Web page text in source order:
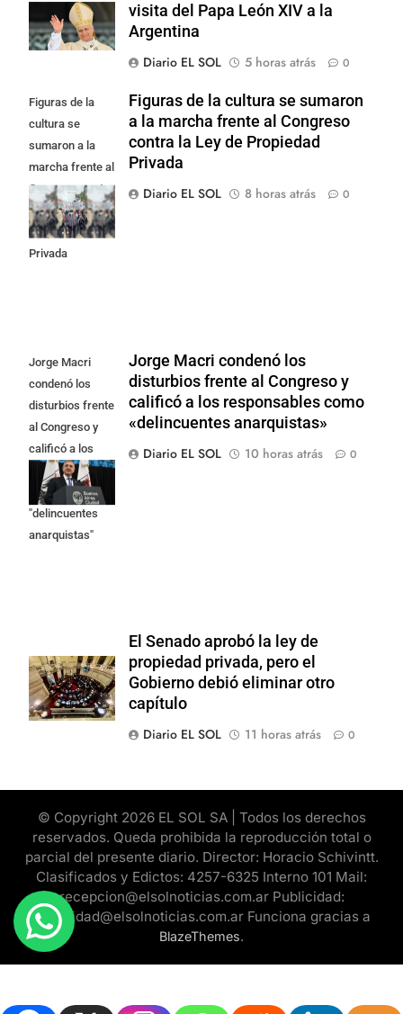
visita del Papa León XIV a la
Argentina
Diario EL SOL
5 horas atrás 0
Figuras de la
cultura se
sumaron a la
marcha frente al
Congreso contra
la Ley de
Propiedad
Privada
Figuras de la cultura se sumaron
a la marcha frente al Congreso
contra la Ley de Propiedad
Privada
Diario EL SOL
8 horas atrás 0
Jorge Macri
condenó los
disturbios frente
al Congreso y
calificó a los
responsables
como
"delincuentes
anarquistas"
Jorge Macri condenó los
disturbios frente al Congreso y
calificó a los responsables como
«delincuentes anarquistas»
Diario EL SOL
10 horas atrás 0
El Senado aprobó la ley de
propiedad privada, pero el
Gobierno debió eliminar otro
capítulo
Diario EL SOL
11 horas atrás 0
© Copyright 2026 EL SOL SA | Todos los derechos
reservados. Queda prohibida la reproducción total o
parcial del presente diario. Director: Horacio Schivintt.
Clasificados y Edictos: 4257-6325 Interno 101 Mail:
recepcion@elsolnoticias.com.ar Publicidad:
publicidad@elsolnoticias.com.ar Funciona gracias a
BlazeThemes.